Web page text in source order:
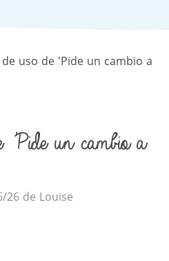
uso de 'Pide un cambio a
un cambio a
26 de Louise